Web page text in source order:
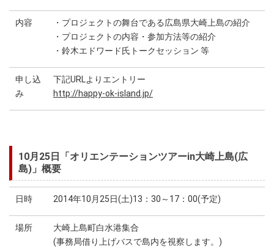
内容
・プロジェクトの舞台である広島県大崎上島の紹介
・プロジェクトの内容・参加方法等の紹介
・鈴木エドワード氏トークセッション 等
申し込
み
下記URLよりエントリー
http://happy-ok-island.jp/
10月25日「オリエンテーションツアーin大崎上島(広
島)」概要
日時 2014年10月25日(土)13：30～17：00(予定)
場所
大崎上島町白水港集合
(事務局借り上げバスで島内を視察します。)